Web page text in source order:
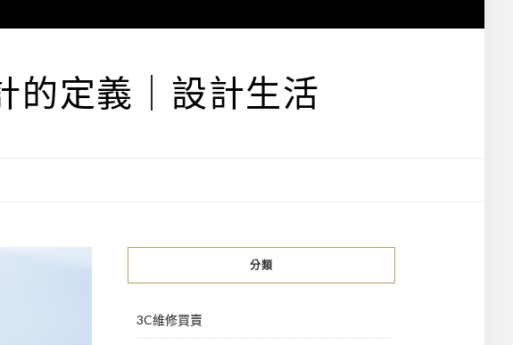
的定義｜設計生活
分類
3C維修買賣